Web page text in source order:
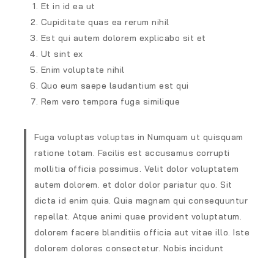
Et in id ea ut
Cupiditate quas ea rerum nihil
Est qui autem dolorem explicabo sit et
Ut sint ex
Enim voluptate nihil
Quo eum saepe laudantium est qui
Rem vero tempora fuga similique
Fuga voluptas voluptas in Numquam ut quisquam
ratione totam. Facilis est accusamus corrupti
mollitia officia possimus. Velit dolor voluptatem
autem dolorem. et dolor dolor pariatur quo. Sit
dicta id enim quia. Quia magnam qui consequuntur
repellat. Atque animi quae provident voluptatum.
dolorem facere blanditiis officia aut vitae illo. Iste
dolorem dolores consectetur. Nobis incidunt